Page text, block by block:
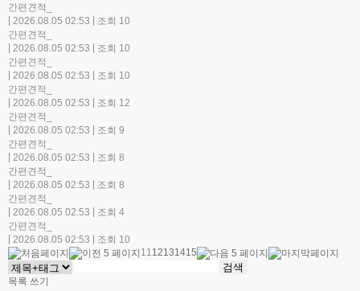
간편견적_
| 2026.08.05 02:53 | 조회 10
간편견적_
| 2026.08.05 02:53 | 조회 10
간편견적_
| 2026.08.05 02:53 | 조회 10
간편견적_
| 2026.08.05 02:53 | 조회 12
간편견적_
| 2026.08.05 02:53 | 조회 9
간편견적_
| 2026.08.05 02:53 | 조회 8
간편견적_
| 2026.08.05 02:53 | 조회 8
간편견적_
| 2026.08.05 02:53 | 조회 4
간편견적_
| 2026.08.05 02:53 | 조회 10
11 12131415
목록 쓰기